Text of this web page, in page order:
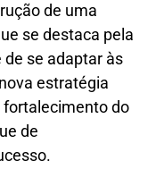
de uma
se destaca pela
se adaptar às
estratégia
do
de